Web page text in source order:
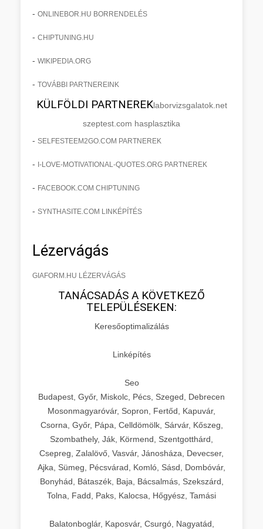
- ONLINEBOR.HU BORRENDELÉS
- CHIPTUNING.HU
- WIKIPEDIA.ORG
- TOVÁBBI PARTNEREINK
KÜLFÖLDI PARTNEREKlaborvizsgalatok.net
szeptest.com hasplasztika
- SELFESTEEM2GO.COM PARTNEREK
- I-LOVE-MOTIVATIONAL-QUOTES.ORG PARTNEREK
- FACEBOOK.COM CHIPTUNING
- SYNTHASITE.COM LINKÉPÍTÉS
Lézervágás
GIAFORM.HU LÉZERVÁGÁS
TANÁCSADÁS A KÖVETKEZŐ
TELEPÜLÉSEKEN:
Keresőoptimalizálás
Linképítés
Seo
Budapest, Győr, Miskolc, Pécs, Szeged, Debrecen
Mosonmagyaróvár, Sopron, Fertőd, Kapuvár,
Csorna, Győr, Pápa, Celldömölk, Sárvár, Kőszeg,
Szombathely, Ják, Körmend, Szentgotthárd,
Csepreg, Zalalövő, Vasvár, Jánosháza, Devecser,
Ajka, Sümeg, Pécsvárad, Komló, Sásd, Dombóvár,
Bonyhád, Bátaszék, Baja, Bácsalmás, Szekszárd,
Tolna, Fadd, Paks, Kalocsa, Hőgyész, Tamási
Balatonboglár, Kaposvár, Csurgó, Nagyatád,